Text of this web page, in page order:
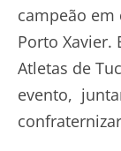
campeão em
Porto Xavier.
Atletas de
evento,